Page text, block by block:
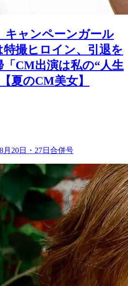
キャンペーンガール
特撮ヒロイン、引退を
「CM出演は私の“人生
夏のCM美女】
月20日・27日合併号